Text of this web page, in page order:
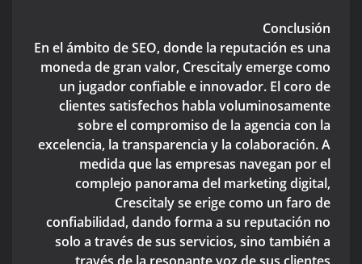
Conclusión
En el ámbito de SEO, donde la reputación es una
moneda de gran valor, Crescitaly emerge como
un jugador confiable e innovador. El coro de
clientes satisfechos habla voluminosamente
sobre el compromiso de la agencia con la
excelencia, la transparencia y la colaboración. A
medida que las empresas navegan por el
complejo panorama del marketing digital,
Crescitaly se erige como un faro de
confiabilidad, dando forma a su reputación no
solo a través de sus servicios, sino también a